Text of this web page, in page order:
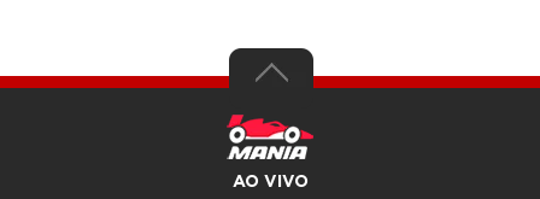
AO VIVO